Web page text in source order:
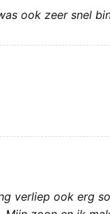
ook zeer snel
verliep ook erg